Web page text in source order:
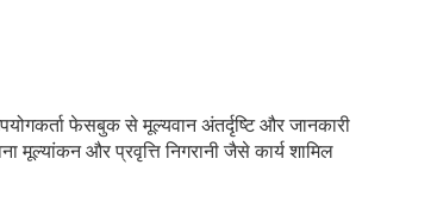
फेसबुक से मूल्यवान अंतर्दृष्टि और जानकारी
मूल्यांकन और प्रवृत्ति निगरानी जैसे कार्य शामिल